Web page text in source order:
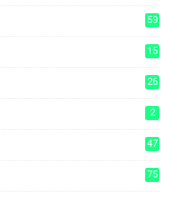
59
15
26
2
47
75